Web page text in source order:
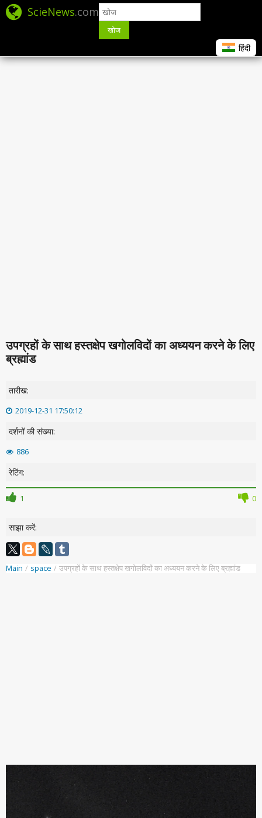
ScieNews.com
खोज
हिंदी
उपग्रहों के साथ हस्तक्षेप खगोलविदों का अध्ययन करने के लिए
ब्रह्मांड
तारीख:
2019-12-31 17:50:12
दर्शनों की संख्या:
886
रेटिंग:
1 0
साझा करें:
Main / space / उपग्रहों के साथ हस्तक्षेप खगोलविदों का अध्ययन करने के लिए ब्रह्मांड